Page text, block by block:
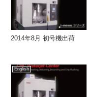
2014年8月 初号機出荷
English